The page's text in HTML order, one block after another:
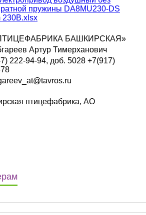
пружины DA8MU230-DS
230B.xlsx
БАШКИРСКАЯ»
Артур Тимерханович
222-94-94, доб. 5028 +7(917)
птицефабрика, АО